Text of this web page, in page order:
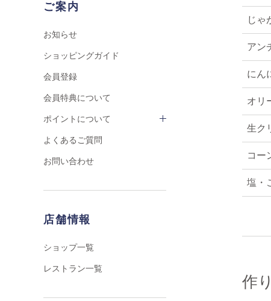
ご案内
お知らせ
ショッピングガイド
会員登録
会員特典について
ポイントについて
よくあるご質問
お問い合わせ
店舗情報
ショップ一覧
レストラン一覧
じゃ
アン
にん
オリ
生ク
コー
塩・
作